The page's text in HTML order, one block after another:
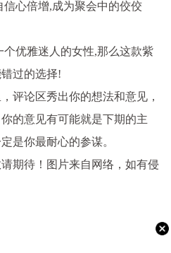
心倍增,成为聚会中的佼佼
个优雅迷人的女性,那么这款紫
过的选择!
评论区秀出你的想法和意见，
的意见有可能就是下期的主
是你最耐心的参谋。
期待！图片来自网络，如有侵